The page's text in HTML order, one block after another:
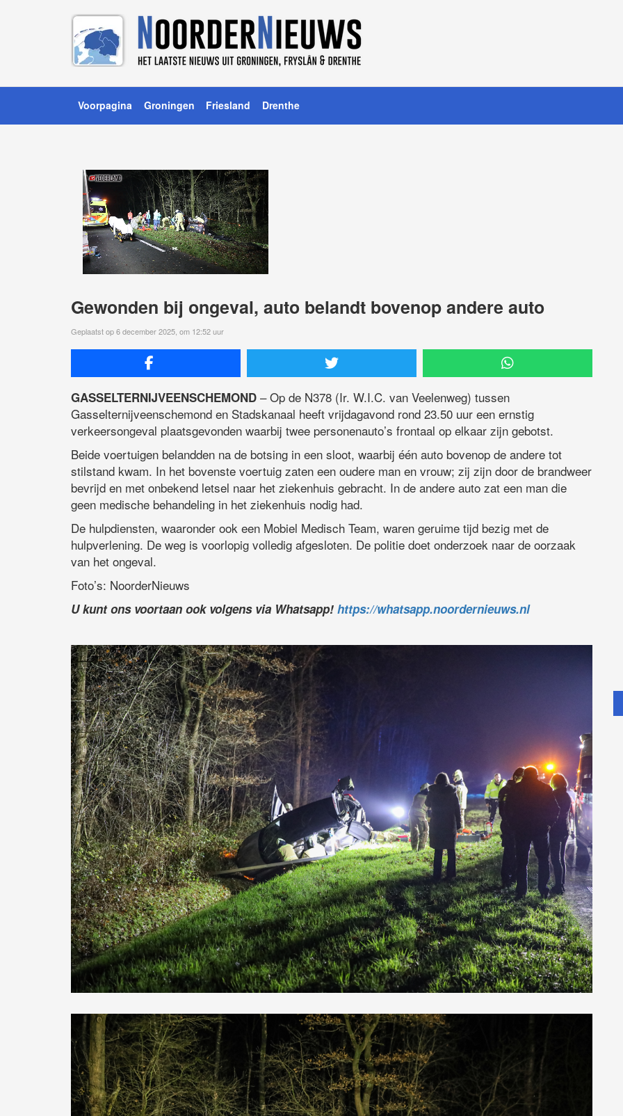
Voorpagina Groningen Friesland Drenthe
Gewonden bij ongeval, auto belandt bovenop andere auto
Geplaatst op 6 december 2025, om 12:52 uur
GASSELTERNIJVEENSCHEMOND – Op de N378 (Ir. W.I.C. van Veelenweg) tussen
Gasselternijveenschemond en Stadskanaal heeft vrijdagavond rond 23.50 uur een ernstig
verkeersongeval plaatsgevonden waarbij twee personenauto’s frontaal op elkaar zijn gebotst.
Beide voertuigen belandden na de botsing in een sloot, waarbij één auto bovenop de andere tot
stilstand kwam. In het bovenste voertuig zaten een oudere man en vrouw; zij zijn door de brandweer
bevrijd en met onbekend letsel naar het ziekenhuis gebracht. In de andere auto zat een man die
geen medische behandeling in het ziekenhuis nodig had.
De hulpdiensten, waaronder ook een Mobiel Medisch Team, waren geruime tijd bezig met de
hulpverlening. De weg is voorlopig volledig afgesloten. De politie doet onderzoek naar de oorzaak
van het ongeval.
Foto’s: NoorderNieuws
U kunt ons voortaan ook volgens via Whatsapp! https://whatsapp.noordernieuws.nl